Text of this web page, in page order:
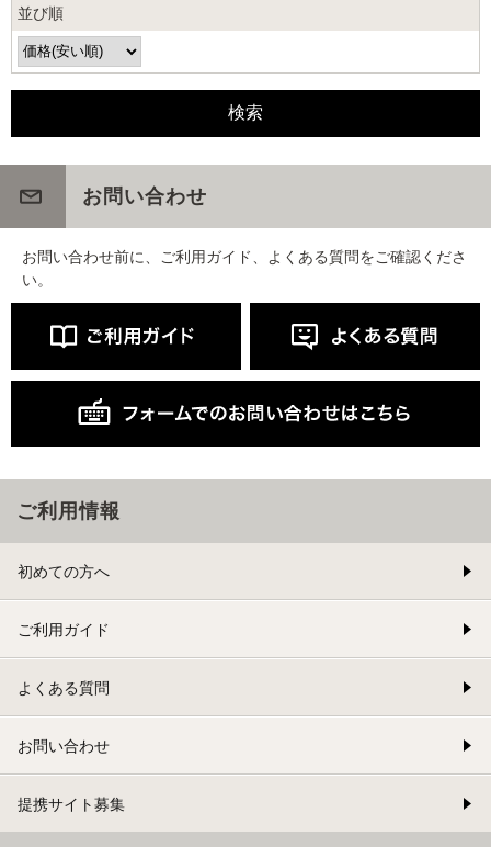
並び順
お問い合わせ
お問い合わせ前に、ご利用ガイド、よくある質問をご確認くださ
い。
ご利用情報
初めての方へ
ご利用ガイド
よくある質問
お問い合わせ
提携サイト募集